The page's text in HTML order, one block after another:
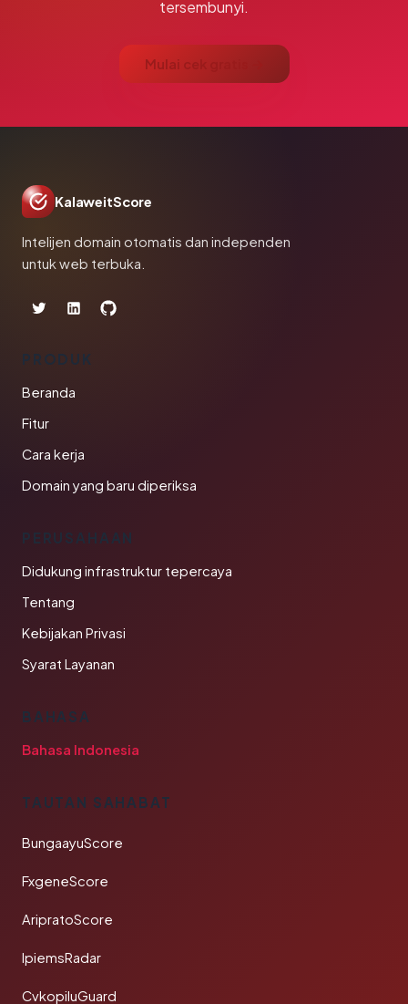
tersembunyi.
Mulai cek gratis →
KalaweitScore
Intelijen domain otomatis dan independen
untuk web terbuka.
PRODUK
Beranda
Fitur
Cara kerja
Domain yang baru diperiksa
PERUSAHAAN
Didukung infrastruktur tepercaya
Tentang
Kebijakan Privasi
Syarat Layanan
BAHASA
Bahasa Indonesia
TAUTAN SAHABAT
BungaayuScore
FxgeneScore
AripratoScore
IpiemsRadar
CvkopiluGuard